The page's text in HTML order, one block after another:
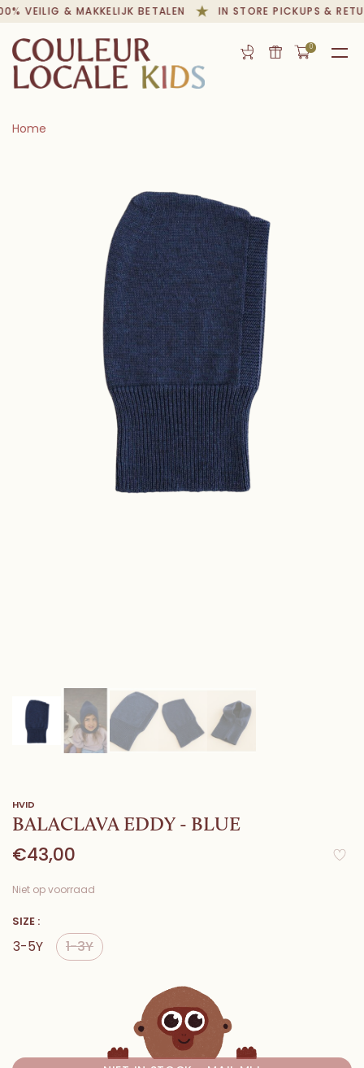
& MAKKELIJK BETALEN IN STORE PICKUPS & RETURNS
0
Home
HVID
BALACLAVA EDDY - BLUE
€43,00
Niet op voorraad
SIZE :
3-5Y 1-3Y